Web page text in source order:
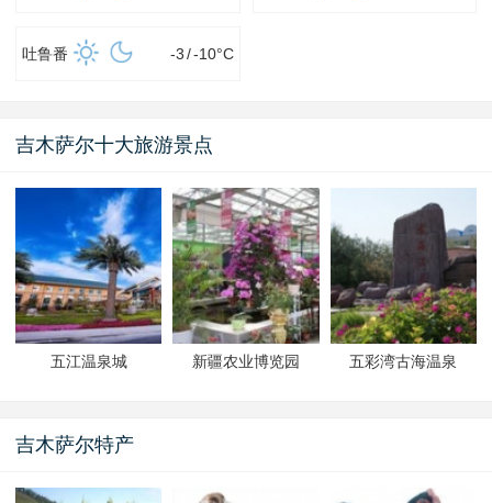
吐鲁番 -3/-10°C
吉木萨尔十大旅游景点
五江温泉城 新疆农业博览园 五彩湾古海温泉
吉木萨尔特产